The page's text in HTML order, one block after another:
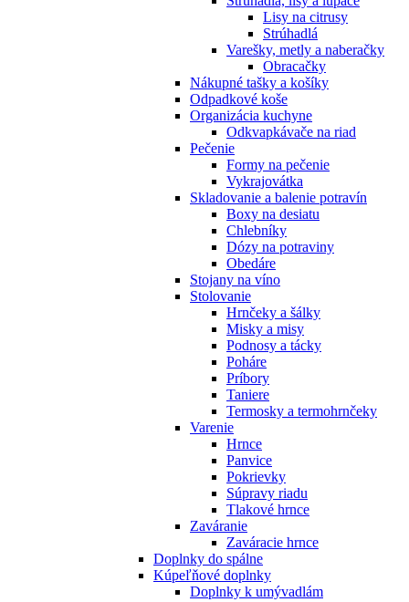
Lisy na citrusy
Strúhadlá
Varešky, metly a naberačky
Obracačky
Nákupné tašky a košíky
Odpadkové koše
Organizácia kuchyne
Odkvapkávače na riad
Pečenie
Formy na pečenie
Vykrajovátka
Skladovanie a balenie potravín
Boxy na desiatu
Chlebníky
Dózy na potraviny
Obedáre
Stojany na víno
Stolovanie
Hrnčeky a šálky
Misky a misy
Podnosy a tácky
Poháre
Príbory
Taniere
Termosky a termohrnčeky
Varenie
Hrnce
Panvice
Pokrievky
Súpravy riadu
Tlakové hrnce
Zaváranie
Zaváracie hrnce
Doplnky do spálne
Kúpeľňové doplnky
Doplnky k umývadlám